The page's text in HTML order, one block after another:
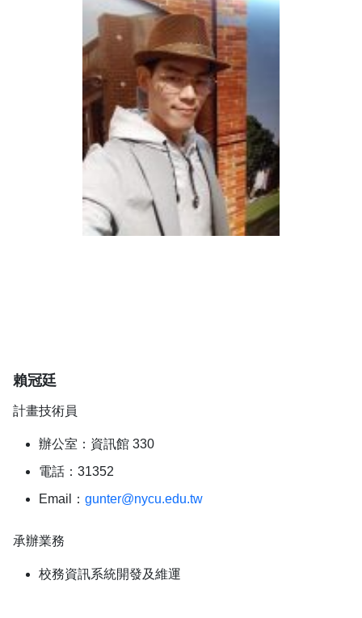
賴冠廷
計畫技術員
辦公室：資訊館 330
電話：31352
Email： gunter@nycu.edu.tw
承辦業務
校務資訊系統開發及維運